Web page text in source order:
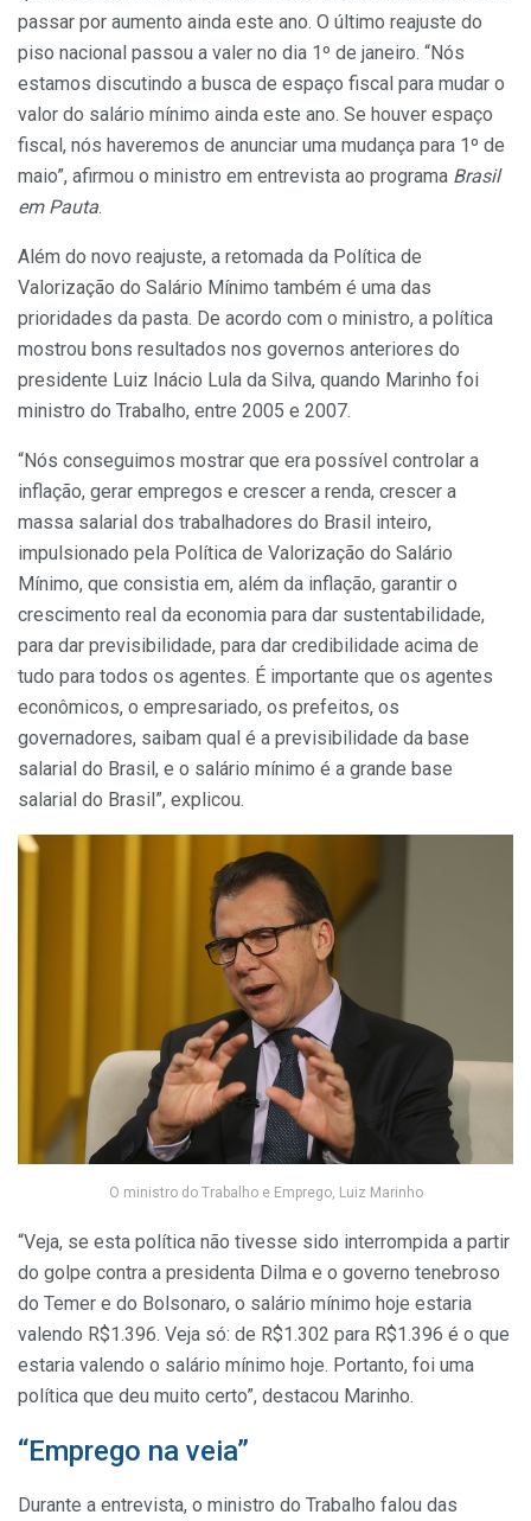
passar por aumento ainda este ano. O último reajuste do
piso nacional passou a valer no dia 1º de janeiro. “Nós
estamos discutindo a busca de espaço fiscal para mudar o
valor do salário mínimo ainda este ano. Se houver espaço
fiscal, nós haveremos de anunciar uma mudança para 1º de
maio”, afirmou o ministro em entrevista ao programa Brasil
em Pauta.
Além do novo reajuste, a retomada da Política de
Valorização do Salário Mínimo também é uma das
prioridades da pasta. De acordo com o ministro, a política
mostrou bons resultados nos governos anteriores do
presidente Luiz Inácio Lula da Silva, quando Marinho foi
ministro do Trabalho, entre 2005 e 2007.
“Nós conseguimos mostrar que era possível controlar a
inflação, gerar empregos e crescer a renda, crescer a
massa salarial dos trabalhadores do Brasil inteiro,
impulsionado pela Política de Valorização do Salário
Mínimo, que consistia em, além da inflação, garantir o
crescimento real da economia para dar sustentabilidade,
para dar previsibilidade, para dar credibilidade acima de
tudo para todos os agentes. É importante que os agentes
econômicos, o empresariado, os prefeitos, os
governadores, saibam qual é a previsibilidade da base
salarial do Brasil, e o salário mínimo é a grande base
salarial do Brasil”, explicou.
O ministro do Trabalho e Emprego, Luiz Marinho
“Veja, se esta política não tivesse sido interrompida a partir
do golpe contra a presidenta Dilma e o governo tenebroso
do Temer e do Bolsonaro, o salário mínimo hoje estaria
valendo R$1.396. Veja só: de R$1.302 para R$1.396 é o que
estaria valendo o salário mínimo hoje. Portanto, foi uma
política que deu muito certo”, destacou Marinho.
“Emprego na veia”
Durante a entrevista, o ministro do Trabalho falou das